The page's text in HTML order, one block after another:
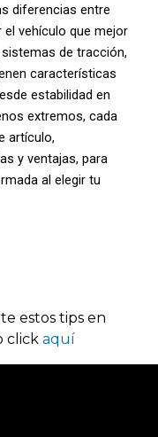
diferencias entre
el vehículo que mejor
de tracción,
características
estabilidad en
extremos, cada
artículo,
y ventajas, para
al elegir tu
estos tips en
click aquí